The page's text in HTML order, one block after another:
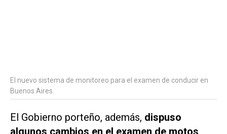
El nuevo sistema de monitoreo para el examen de conducir en
Buenos Aires.
El Gobierno porteño, además, dispuso
algunos cambios en el examen de motos,